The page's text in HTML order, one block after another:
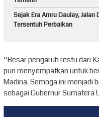
Sejak Era Amru Daulay,
Tersentuh Perbaikan
“Besar pengaruh restu dari
pun menyempatkan untuk
Madina. Semoga ini menjadi
sebagai Gubernur Sumatera